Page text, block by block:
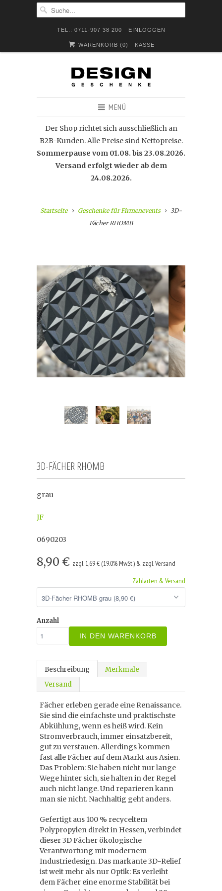
TEL.: 0711-907 38 200 EINLOGGEN
WARENKORB (0) KASSE
MENÜ
Der Shop richtet sich ausschließlich an
B2B-Kunden. Alle Preise sind Nettopreise.
Sommerpause vom 01.08. bis 23.08.2026.
Versand erfolgt wieder ab dem
24.08.2026.
Startseite Geschenke für Firmenevents
3D-
Fächer RHOMB
3D-FÄCHER RHOMB
grau
JF
0690203
8,90 € zzgl. 1,69 € (19.0% MwSt.) & zzgl. Versand
Zahlarten & Versand
Anzahl
IN DEN WARENKORB
Beschreibung
Merkmale
Versand
Fächer erleben gerade eine Renaissance.
Sie sind die einfachste und praktischste
Abkühlung, wenn es heiß wird. Kein
Stromverbrauch, immer einsatzbereit,
gut zu verstauen. Allerdings kommen
fast alle Fächer auf dem Markt aus Asien.
Das Problem: Sie haben nicht nur lange
Wege hinter sich, sie halten in der Regel
auch nicht lange. Und reparieren kann
man sie nicht. Nachhaltig geht anders.
Gefertigt aus 100 % recyceltem
Polypropylen direkt in Hessen, verbindet
dieser 3D Fächer ökologische
Verantwortung mit modernem
Industriedesign. Das markante 3D-Relief
ist weit mehr als nur Optik: Es verleiht
dem Fächer eine enorme Stabilität bei